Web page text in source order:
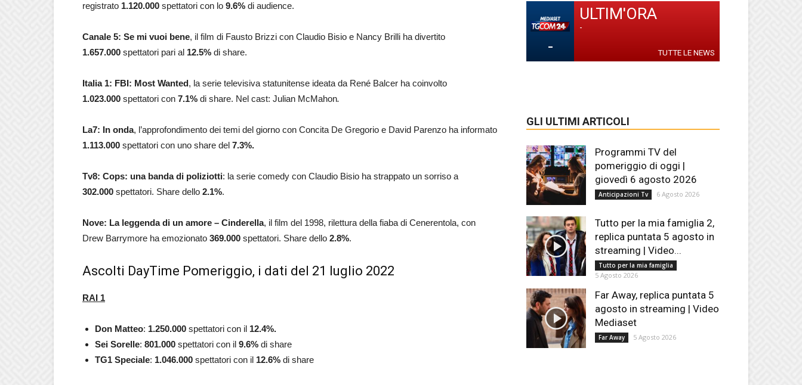
registrato 1.120.000 spettatori con lo 9.6% di audience.
Canale 5: Se mi vuoi bene, il film di Fausto Brizzi con Claudio Bisio e Nancy Brilli ha divertito
1.657.000 spettatori pari al 12.5% di share.
Italia 1: FBI: Most Wanted, la serie televisiva statunitense ideata da René Balcer ha coinvolto
1.023.000 spettatori con 7.1% di share. Nel cast: Julian McMahon.
La7: In onda, l’approfondimento dei temi del giorno con Concita De Gregorio e David Parenzo ha informato
1.113.000 spettatori con uno share del 7.3%.
Tv8: Cops: una banda di poliziotti: la serie comedy con Claudio Bisio ha strappato un sorriso a
302.000 spettatori. Share dello 2.1%.
Nove: La leggenda di un amore – Cinderella, il film del 1998, rilettura della fiaba di Cenerentola, con
Drew Barrymore ha emozionato 369.000 spettatori. Share dello 2.8%.
Ascolti DayTime Pomeriggio, i dati del 21 luglio 2022
RAI 1
Don Matteo: 1.250.000 spettatori con il 12.4%.
Sei Sorelle: 801.000 spettatori con il 9.6% di share
TG1 Speciale: 1.046.000 spettatori con il 12.6% di share
-
ULTIM'ORA
-
TUTTE LE NEWS
GLI ULTIMI ARTICOLI
Programmi TV del
pomeriggio di oggi |
giovedì 6 agosto 2026
Anticipazioni Tv 6 Agosto 2026
Tutto per la mia famiglia 2,
replica puntata 5 agosto in
streaming | Video...
Tutto per la mia famiglia
5 Agosto 2026
Far Away, replica puntata 5
agosto in streaming | Video
Mediaset
Far Away 5 Agosto 2026